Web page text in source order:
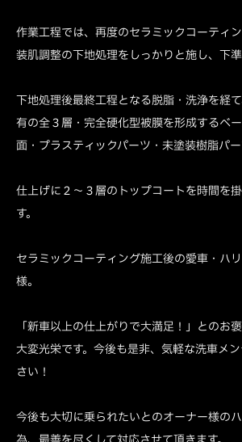
作業工程では、再度のセラミックコーティ
装肌調整の下地処理をしっかりと施し、下準
下地処理後最終工程となる脱脂・洗浄を経
有の全３層・完全硬化型被膜を形成するベ
面・プラスティックパーツ・未塗装樹脂パー
仕上げに２～３層のトップコートを時間を
す。
セラミックコーティング施工後の愛車・ハ
様。
「新車以上の仕上がりで大満足！」とのお
大変光栄です。今後も是非、気軽な洗車メ
さい！
今後も大切に乗られたいとのオーナー様の